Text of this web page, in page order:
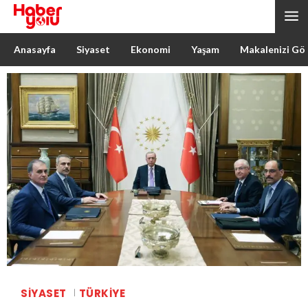
Anasayfa Siyaset Ekonomi Yaşam Makalenizi
SIYASET TÜRKIYE